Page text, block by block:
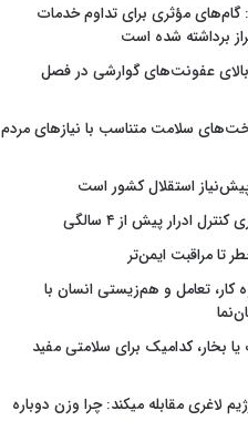
گام‌های مؤثری برای تداوم خدمات
برداشته شده است
عفونت‌های گوارشی در فصل
سلامت متناسب با نیازهای مردم
پیش‌نیاز استقلال کشور است
ادرار پیش از ۴ سالگی
تا مراقبت ایمن‌تر
کار، تعامل و هم‌زیستی انسان با
بخار، کدامیک برای سلامتی مفید
لاغری مقابله میکند: چرا وزن دوباره